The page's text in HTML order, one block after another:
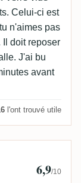
Celui-ci est
n'aimes pas
Il doit reposer
J'ai bu
avant
l'ont trouvé utile
6,9/10